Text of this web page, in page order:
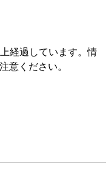
経過しています。情
意ください。